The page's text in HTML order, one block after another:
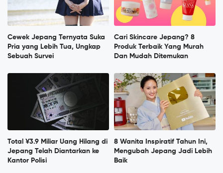
Cewek Jepang Ternyata Suka
Pria yang Lebih Tua, Ungkap
Sebuah Survei
Cari Skincare Jepang? 8
Produk Terbaik Yang Murah
Dan Mudah Ditemukan
Total ¥3.9 Miliar Uang Hilang di
Jepang Telah Diantarkan ke
Kantor Polisi
8 Wanita Inspiratif Tahun Ini,
Mengubah Jepang Jadi Lebih
Baik